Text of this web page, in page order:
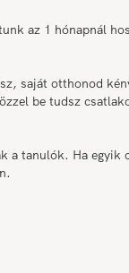
az 1 hónapnál
saját otthonod
be tudsz
tanulók. Ha egyik